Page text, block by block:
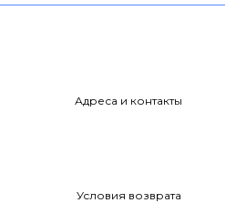
Адреса и контакты
Условия возврата